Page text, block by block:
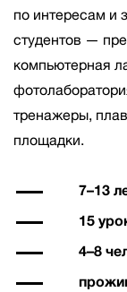
по интересам и
студентов —
компьютерная
тренажеры,
площадки.
7–13
15
4–8